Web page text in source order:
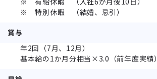
※ 特別休暇 （結婚、忌引）
賞与
年2回（7月、12月）
基本給の1か月分相当×3.0（前年度実績）